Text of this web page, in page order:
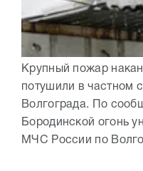
Крупный пожар
потушили в частном
Волгограда. По
Бородинской огонь
МЧС России по